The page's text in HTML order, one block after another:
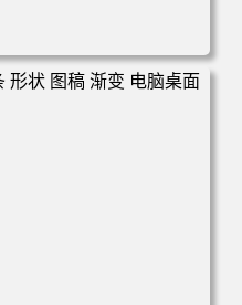
车手 机械 电脑桌面 高清壁